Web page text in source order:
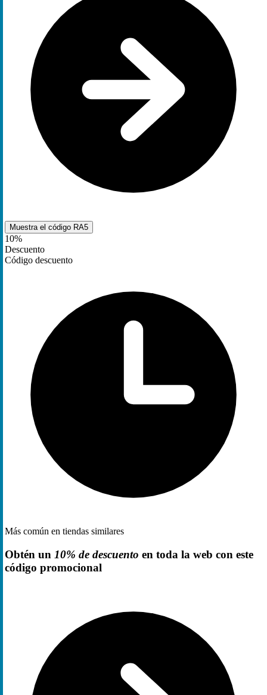
Muestra el código RA5
10%
Descuento
Código descuento
Más común en tiendas similares
Obtén un 10% de descuento en toda la web con este
código promocional